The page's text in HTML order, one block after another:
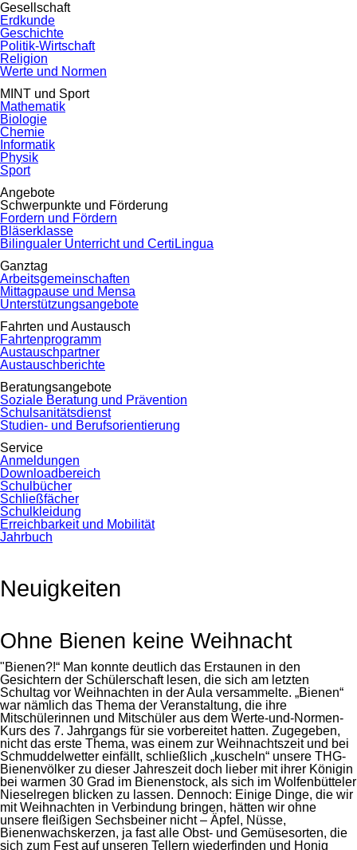
Gesellschaft
Erdkunde
Geschichte
Politik-Wirtschaft
Religion
Werte und Normen
MINT und Sport
Mathematik
Biologie
Chemie
Informatik
Physik
Sport
Angebote
Schwerpunkte und Förderung
Fordern und Fördern
Bläserklasse
Bilingualer Unterricht und CertiLingua
Ganztag
Arbeitsgemeinschaften
Mittagpause und Mensa
Unterstützungsangebote
Fahrten und Austausch
Fahrtenprogramm
Austauschpartner
Austauschberichte
Beratungsangebote
Soziale Beratung und Prävention
Schulsanitätsdienst
Studien- und Berufsorientierung
Service
Anmeldungen
Downloadbereich
Schulbücher
Schließfächer
Schulkleidung
Erreichbarkeit und Mobilität
Jahrbuch
Neuigkeiten
Ohne Bienen keine Weihnacht
"Bienen?!“ Man konnte deutlich das Erstaunen in den
Gesichtern der Schülerschaft lesen, die sich am letzten
Schultag vor Weihnachten in der Aula versammelte. „Bienen“
war nämlich das Thema der Veranstaltung, die ihre
Mitschülerinnen und Mitschüler aus dem Werte-und-Normen-
Kurs des 7. Jahrgangs für sie vorbereitet hatten. Zugegeben,
nicht das erste Thema, was einem zur Weihnachtszeit und bei
Schmuddelwetter einfällt, schließlich „kuscheln“ unsere THG-
Bienenvölker zu dieser Jahreszeit doch lieber mit ihrer Königin
bei warmen 30 Grad im Bienenstock, als sich im Wolfenbütteler
Nieselregen blicken zu lassen. Dennoch: Einige Dinge, die wir
mit Weihnachten in Verbindung bringen, hätten wir ohne
unsere fleißigen Sechsbeiner nicht – Äpfel, Nüsse,
Bienenwachskerzen, ja fast alle Obst- und Gemüsesorten, die
sich zum Fest auf unseren Tellern wiederfinden und Honig